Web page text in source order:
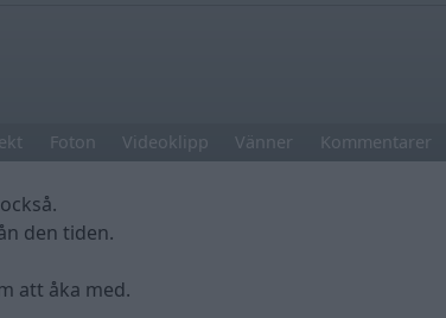
Foton Videoklipp Vänner Kommentarer
den tiden.
att åka med.